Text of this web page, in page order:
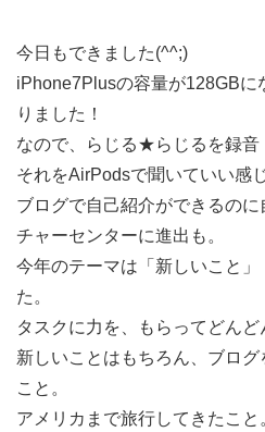
今日もできました(^^;)
iPhone7Plusの容量が128GBに
りました！
なので、らじる★らじるを録音
それをAirPodsで聞いていい感
ブログで自己紹介ができるの
チャーセンターに進出も。
今年のテーマは「新しいこと
た。
タスクに力を、もらってどんど
新しいことはもちろん、ブロ
こと。
アメリカまで旅行してきたこと